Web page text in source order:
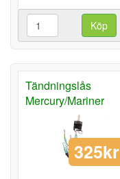
Köp
Tändningslås
Mercury/Mariner
325kr